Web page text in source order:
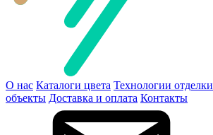
О нас Каталоги цвета Технологии отделки
объекты Доставка и оплата Контакты